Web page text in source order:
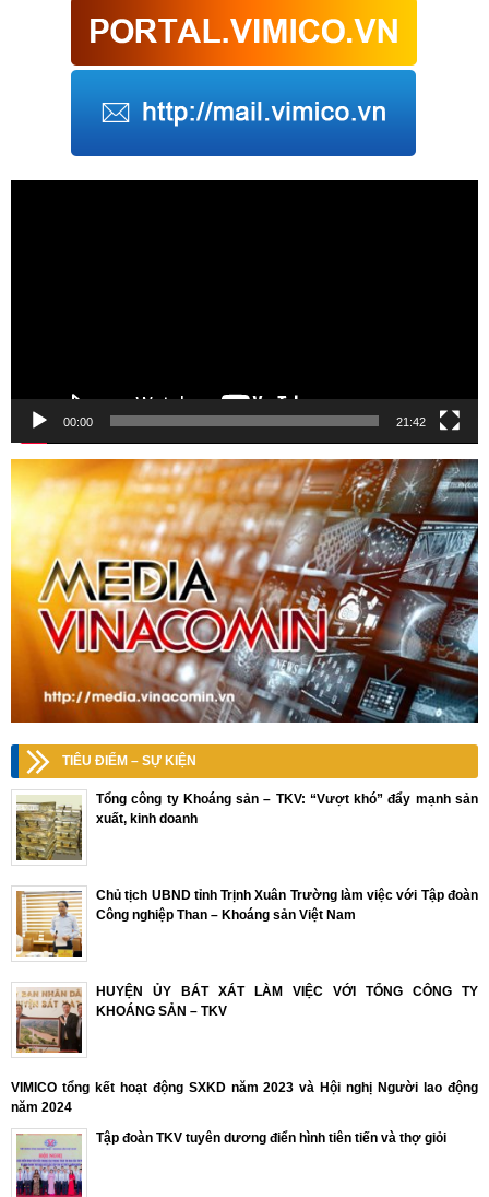
Trình
00:00 21:42
TIÊU ĐIỂM – SỰ KIỆN
Tổng công ty Khoáng sản – TKV: “Vượt khó” đẩy mạnh sản
xuất, kinh doanh
Chủ tịch UBND tỉnh Trịnh Xuân Trường làm việc với Tập đoàn
Công nghiệp Than – Khoáng sản Việt Nam
HUYỆN ỦY BÁT XÁT LÀM VIỆC VỚI TỔNG CÔNG TY
KHOÁNG SẢN – TKV
VIMICO tổng kết hoạt động SXKD năm 2023 và Hội nghị Người lao động
năm 2024
Tập đoàn TKV tuyên dương điển hình tiên tiến và thợ giỏi